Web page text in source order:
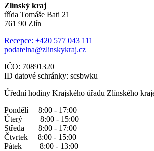
Zlínský kraj
třída Tomáše Bati 21
761 90 Zlín
Recepce: +420 577 043 111
podatelna@zlinskykraj.cz
IČO: 70891320
ID datové schránky: scsbwku
Úřední hodiny Krajského úřadu Zlínského
Pondělí 8:00 - 17:00
Úterý 8:00 - 15:00
Středa 8:00 - 17:00
Čtvrtek 8:00 - 15:00
Pátek 8:00 - 13:00